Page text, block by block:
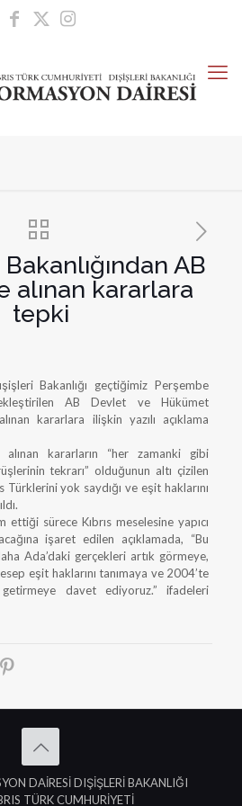
AB
alınan kararlara
tepki
Bakanlığı geçtiğimiz Perşembe
AB Devlet ve Hükümet
kararlara ilişkin yazılı açıklama
alınan kararların “her zamanki gibi
tekrarı” olduğunun altı çizilen
Türklerini yok saydığı ve eşit haklarını
sürece Kıbrıs meselesine yapıcı
işaret edilen açıklamada, “Bu
Ada’daki gerçekleri artık görmeye,
eşit haklarını tanımaya ve 2004’te
davet ediyoruz.” ifadeleri
DAİRESİ DIŞİŞLERİ BAKANLIĞI
TÜRK CUMHURİYETİ